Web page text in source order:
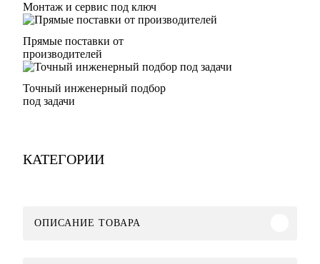
Монтаж и сервис под ключ
Прямые поставки от
производителей
Точный инженерный подбор
под задачи
КАТЕГОРИИ
ОПИСАНИЕ ТОВАРА